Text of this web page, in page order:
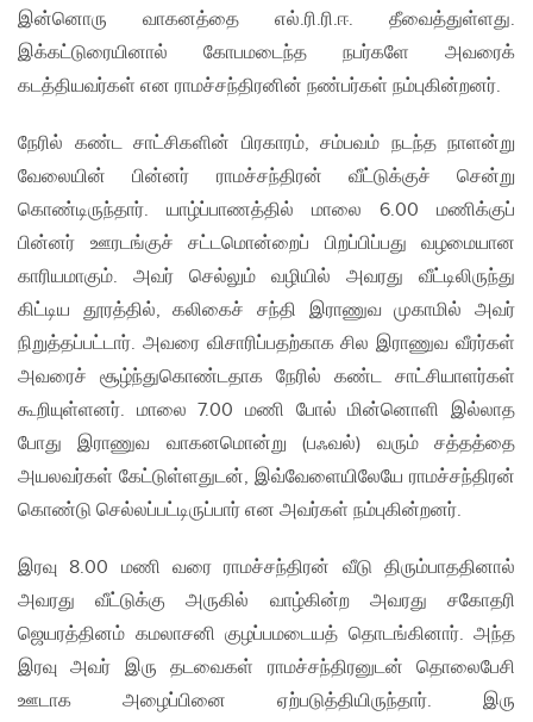
இன்னொரு வாகனத்தை எல்.ரி.ரி.ஈ. தீவைத்துள்ளது.
இக்கட்டுரையினால் கோபமடைந்த நபர்களே அவரைக்
கடத்தியவர்கள் என ராமச்சந்திரனின் நண்பர்கள் நம்புகின்றனர்.
நேரில் கண்ட சாட்சிகளின் பிரகாரம், சம்பவம் நடந்த நாளன்று
வேலையின் பின்னர் ராமச்சந்திரன் வீட்டுக்குச் சென்று
கொண்டிருந்தார். யாழ்ப்பாணத்தில் மாலை 6.00 மணிக்குப்
பின்னர் ஊரடங்குச் சட்டமொன்றைப் பிறப்பிப்பது வழமையான
காரியமாகும். அவர் செல்லும் வழியில் அவரது வீட்டிலிருந்து
கிட்டிய தூரத்தில், கலிகைச் சந்தி இராணுவ முகாமில் அவர்
நிறுத்தப்பட்டார். அவரை விசாரிப்பதற்காக சில இராணுவ வீரர்கள்
அவரைச் சூழ்ந்துகொண்டதாக நேரில் கண்ட சாட்சியாளர்கள்
கூறியுள்ளனர். மாலை 7.00 மணி போல் மின்னொளி இல்லாத
போது இராணுவ வாகனமொன்று (பஃவல்) வரும் சத்தத்தை
அயலவர்கள் கேட்டுள்ளதுடன், இவ்வேளையிலேயே ராமச்சந்திரன்
கொண்டு செல்லப்பட்டிருப்பார் என அவர்கள் நம்புகின்றனர்.
இரவு 8.00 மணி வரை ராமச்சந்திரன் வீடு திரும்பாததினால்
அவரது வீட்டுக்கு அருகில் வாழ்கின்ற அவரது சகோதரி
ஜெயரத்தினம் கமலாசனி குழப்பமடையத் தொடங்கினார். அந்த
இரவு அவர் இரு தடவைகள் ராமச்சந்திரனுடன் தொலைபேசி
ஊடாக அழைப்பினை ஏற்படுத்தியிருந்தார். இரு